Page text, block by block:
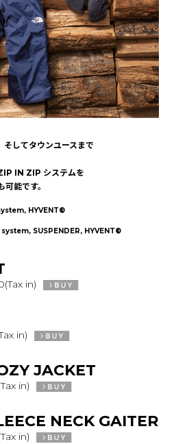
そしてタウンユースまで
IN ZIP システムを
能です。
HYVENT®
system, SUSPENDER, HYVENT®
in)
in)
JACKET
in)
NECK GAITER
in)